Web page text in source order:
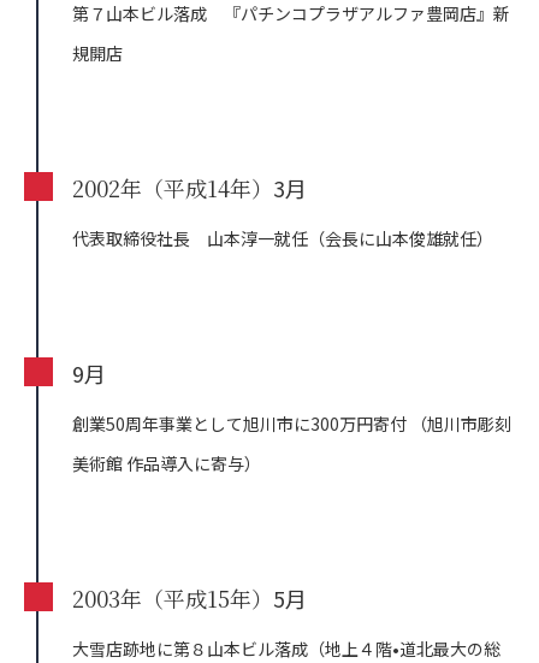
第７山本ビル落成 『パチンコプラザアルファ豊岡店』新
規開店
2002年（平成14年） 3月
代表取締役社長 山本淳一就任（会長に山本俊雄就任）
9月
創業50周年事業として旭川市に300万円寄付 （旭川市彫刻
美術館 作品導入に寄与）
2003年（平成15年） 5月
大雪店跡地に第８山本ビル落成（地上４階•道北最大の総